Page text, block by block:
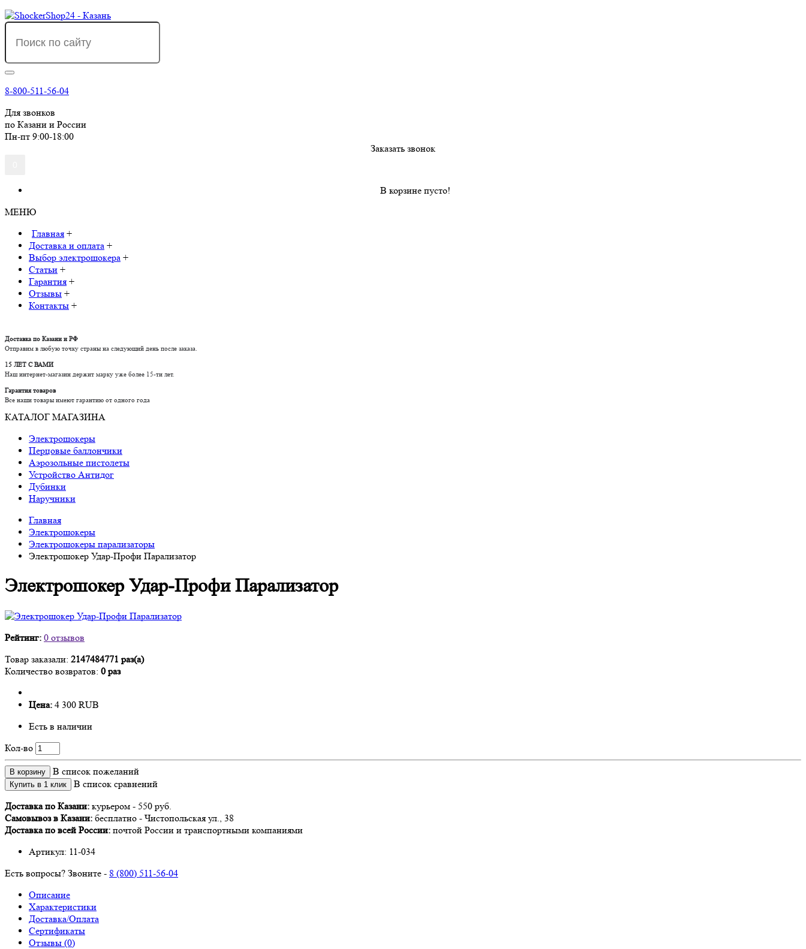
8-800-511-56-04
Для звонков
по Казани и России
Пн-пт 9:00-18:00
Заказать звонок
В корзине пусто!
МЕНЮ
Главная +
Доставка и оплата +
Выбор электрошокера +
Статьи +
Гарантия +
Отзывы +
Контакты +
Доставка по Казани и РФ
Отправим в любую точку страны на следующий день после заказа.
15 ЛЕТ С ВАМИ
Наш интернет-магазин держит марку уже более 15-ти лет.
Гарантия товаров
Все наши товары имеют гарантию от одного года
КАТАЛОГ МАГАЗИНА
Электрошокеры
Перцовые баллончики
Аэрозольные пистолеты
Устройство Антидог
Дубинки
Наручники
Главная
Электрошокеры
Электрошокеры парализаторы
Электрошокер Удар-Профи Парализатор
Электрошокер Удар-Профи Парализатор
Рейтинг: 0 отзывов
Товар заказали: 2147484771 раз(а)
Количество возвратов: 0 раз
Цена: 4 300 RUB
Есть в наличии
Кол-во
В корзину В список пожеланий
Купить в 1 клик
В список сравнений
Доставка по Казани: курьером - 550 руб.
Самовывоз в Казани: бесплатно - Чистопольская ул., 38
Доставка по всей России: почтой России и транспортными компаниями
Артикул: 11-034
Есть вопросы? Звоните - 8 (800) 511-56-04
Описание
Характеристики
Доставка/Оплата
Сертификаты
Отзывы (0)